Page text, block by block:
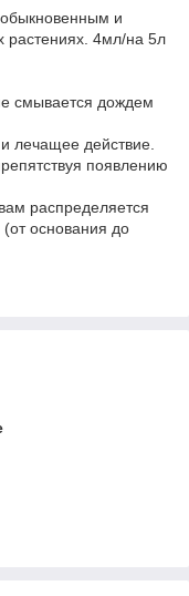
и
4мл/на 5л
смывается дождем
лечащее действие.
появлению
распределяется
(от основания до